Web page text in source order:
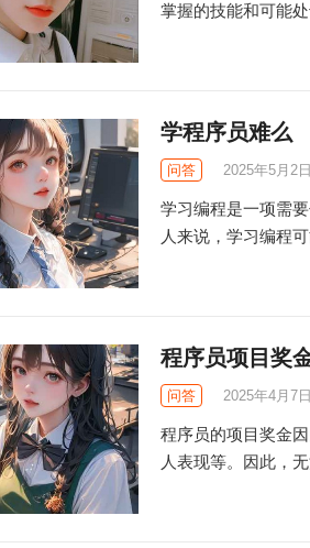
掌握的技能和可能
学程序员难么
问答 2025年5月2日
学习编程是一项需
人来说，学习编程
程序员项目奖
问答 2025年4月7日
程序员的项目奖金
人表现等。因此，